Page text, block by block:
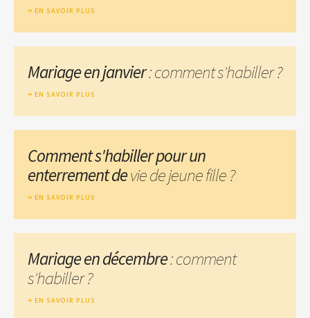
EN SAVOIR PLUS
Mariage en janvier: comment s'habiller ?
EN SAVOIR PLUS
Comment s'habiller pour un
enterrement devie de jeune fille ?
EN SAVOIR PLUS
Mariage en décembre: comment
s'habiller ?
EN SAVOIR PLUS